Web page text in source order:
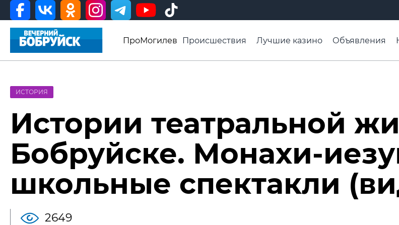
ПроМогилев Происшествия Лучшие казино Объявления
Видео ВБ
ИСТОРИЯ
Истории театральной
Бобруйске. Монахи-
школьные спектакли
2649